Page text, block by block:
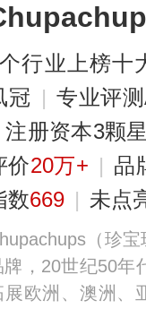
。 更多
行业上榜十
冠 | 专业评
注册资本3颗
价20万+ | 品
数669 | 未点
（珍
牌，20世纪50年
展欧洲、澳洲、